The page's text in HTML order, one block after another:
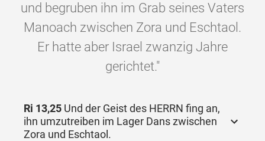
und begruben ihn im Grab seines Vaters
Manoach zwischen Zora und Eschtaol.
Er hatte aber Israel zwanzig Jahre
gerichtet."
Ri 13,25 Und der Geist des HERRN fing an,
ihn umzutreiben im Lager Dans zwischen
Zora und Eschtaol.